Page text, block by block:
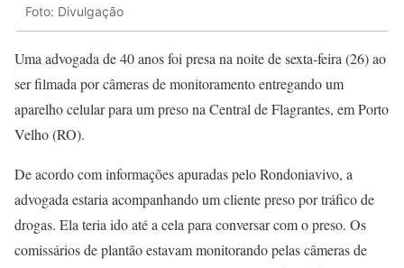
Foto: Divulgação
Uma advogada de 40 anos foi presa na noite de sexta-feira (26) ao
ser filmada por câmeras de monitoramento entregando um
aparelho celular para um preso na Central de Flagrantes, em Porto
Velho (RO).
De acordo com informações apuradas pelo Rondoniavivo, a
advogada estaria acompanhando um cliente preso por tráfico de
drogas. Ela teria ido até a cela para conversar com o preso. Os
comissários de plantão estavam monitorando pelas câmeras de